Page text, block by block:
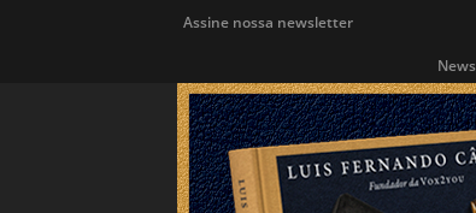
Assine nossa newsletter